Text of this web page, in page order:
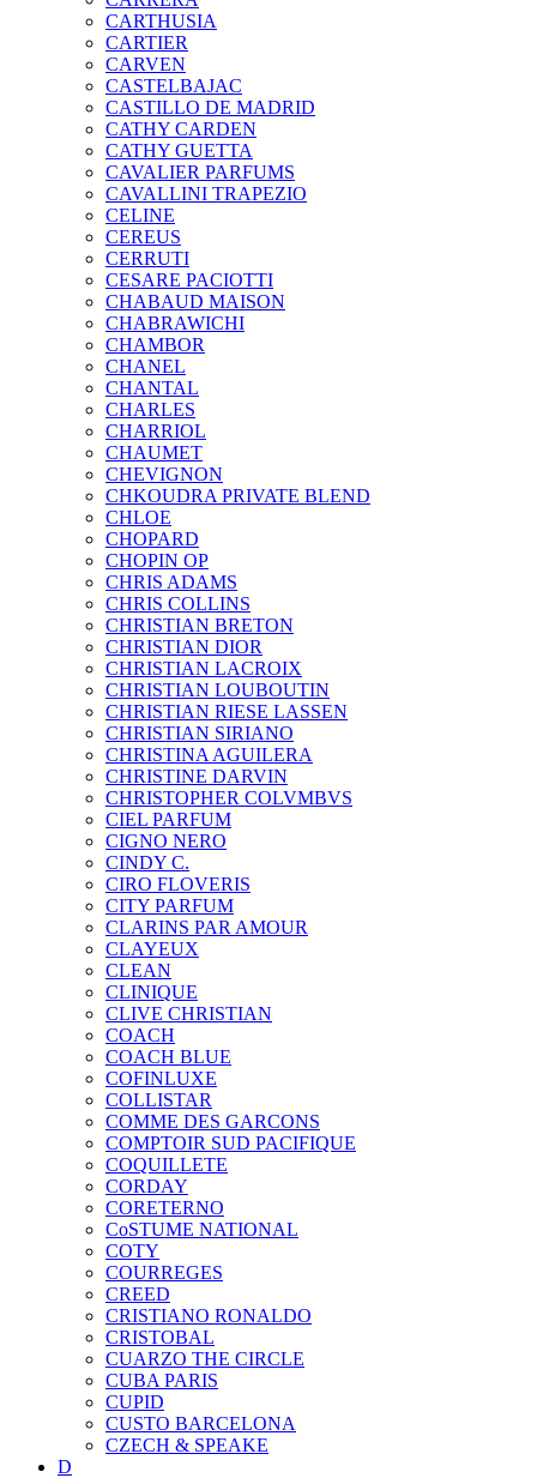
CARTHUSIA
CARTIER
CARVEN
CASTELBAJAC
CASTILLO DE MADRID
CATHY CARDEN
CATHY GUETTA
CAVALIER PARFUMS
CAVALLINI TRAPEZIO
CELINE
CEREUS
CERRUTI
CESARE PACIOTTI
CHABAUD MAISON
CHABRAWICHI
CHAMBOR
CHANEL
CHANTAL
CHARLES
CHARRIOL
CHAUMET
CHEVIGNON
CHKOUDRA PRIVATE BLEND
CHLOE
CHOPARD
CHOPIN OP
CHRIS ADAMS
CHRIS COLLINS
CHRISTIAN BRETON
CHRISTIAN DIOR
CHRISTIAN LACROIX
CHRISTIAN LOUBOUTIN
CHRISTIAN RIESE LASSEN
CHRISTIAN SIRIANO
CHRISTINA AGUILERA
CHRISTINE DARVIN
CHRISTOPHER COLVMBVS
CIEL PARFUM
CIGNO NERO
CINDY C.
CIRO FLOVERIS
CITY PARFUM
CLARINS PAR AMOUR
CLAYEUX
CLEAN
CLINIQUE
CLIVE CHRISTIAN
COACH
COACH BLUE
COFINLUXE
COLLISTAR
COMME DES GARCONS
COMPTOIR SUD PACIFIQUE
COQUILLETE
CORDAY
CORETERNO
CoSTUME NATIONAL
COTY
COURREGES
CREED
CRISTIANO RONALDO
CRISTOBAL
CUARZO THE CIRCLE
CUBA PARIS
CUPID
CUSTO BARCELONA
CZECH & SPEAKE
D